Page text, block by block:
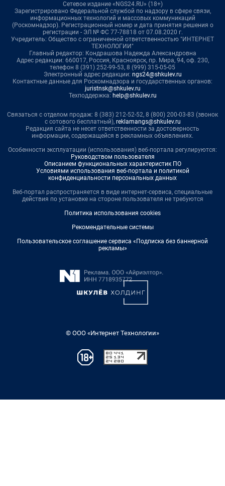
Сетевое издание «NGS24.RU» (18+)
Зарегистрировано Федеральной службой по надзору в сфере связи,
информационных технологий и массовых коммуникаций
(Роскомнадзор). Регистрационный номер и дата принятия решения о
регистрации - ЭЛ № ФС 77-78818 от 07.08.2020 г.
Учредитель: Общество с ограниченной ответственностью "ИНТЕРНЕТ
ТЕХНОЛОГИИ"
Главный редактор: Кондрашова Надежда Александровна
Адрес редакции: 660017, Россия, Красноярск, пр. Мира, 94, оф. 230,
телефон 8 (391) 252-99-53, 8 (999) 315-05-05
Электронный адрес редакции: ngs24@shkulev.ru
Контактные данные для Роскомнадзора и государственных органов:
juristnsk@shkulev.ru
Техподдержка: help@shkulev.ru
Связаться с отделом продаж: 8 (383) 212-52-52, 8 (800) 200-03-83 (звонок
с сотового бесплатный), reklamangs@shkulev.ru
Редакция сайта не несет ответственности за достоверность
информации, содержащейся в рекламных объявлениях.
Особенности эксплуатации (использования) веб-портала регулируются:
Руководством пользователя
Описанием функциональных характеристик ПО
Условиями использования веб-портала и политикой
конфиденциальности персональных данных
Веб-портал распространяется в виде интернет-сервиса, специальные
действия по установке на стороне пользователя не требуются
Политика использования cookies
Рекомендательные системы
Пользовательское соглашение сервиса «Подписка без баннерной
рекламы»
© ООО «Интернет Технологии»